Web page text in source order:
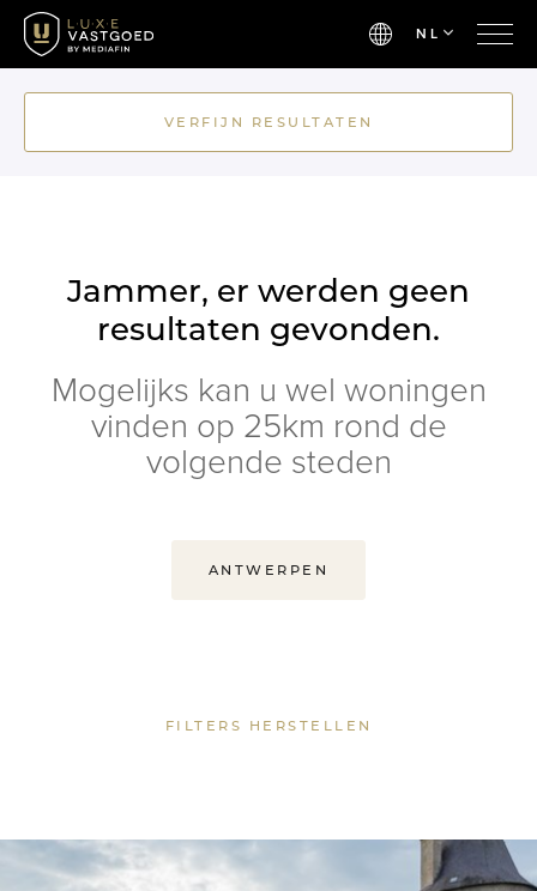
NL
VERFIJN RESULTATEN
Jammer, er werden geen
resultaten gevonden.
Mogelijks kan u wel woningen
vinden op 25km rond de
volgende steden
ANTWERPEN
FILTERS HERSTELLEN